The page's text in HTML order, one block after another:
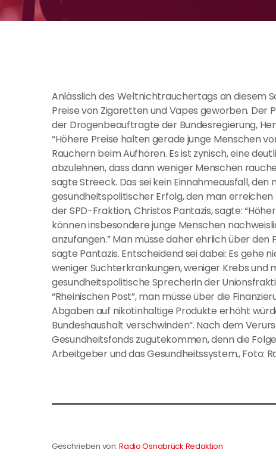
Anlässlich des Weltnichtrauchertags an diesem
Preise von Zigaretten und Vapes geworben. Der
der Drogenbeauftragte der Bundesregierung,
“Höhere Preise halten gerade junge Menschen
Rauchern beim Aufhören. Es ist zynisch, eine
abzulehnen, dass dann weniger Menschen
sagte Streeck. Das sei kein Einnahmeausfall,
gesundheitspolitischer Erfolg, den man
der SPD-Fraktion, Christos Pantazis, sagte:
können insbesondere junge Menschen
anzufangen.” Man müsse daher ehrlich über
sagte Pantazis. Entscheidend sei dabei: Es gehe
weniger Suchterkrankungen, weniger Krebs und
gesundheitspolitische Sprecherin der
“Rheinischen Post”, man müsse über die
Abgaben auf nikotinhaltige Produkte erhöht
Bundeshaushalt verschwinden”. Nach dem
Gesundheitsfonds zugutekommen, denn die
Arbeitgeber und das Gesundheitssystem., Foto:
Geschrieben von:Radio Osnabrück Redaktion